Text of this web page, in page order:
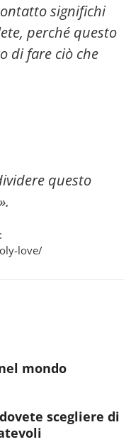
significhi
perché questo
di fare ciò che
questo
love/
mondo
scegliere di